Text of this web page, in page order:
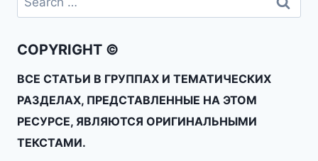
COPYRIGHT ©
ВСЕ СТАТЬИ В ГРУППАХ И ТЕМАТИЧЕСКИХ
РАЗДЕЛАХ, ПРЕДСТАВЛЕННЫЕ НА ЭТОМ
РЕСУРСЕ, ЯВЛЯЮТСЯ ОРИГИНАЛЬНЫМИ
ТЕКСТАМИ.